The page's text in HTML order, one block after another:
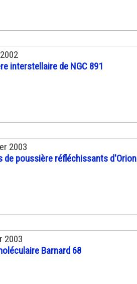
interstellaire de NGC 891
2003
de poussière réfléchissants d'Orion
2003
Barnard 68